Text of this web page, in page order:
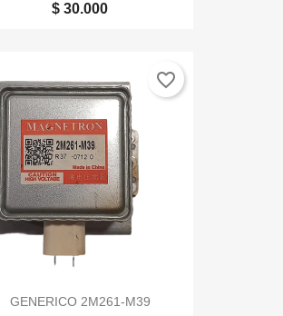
$ 30.000
GENERICO 2M261-M39
favorite_border